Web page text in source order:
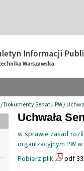
/Dokumenty Senatu PW/
Uchwała
w sprawie zasad
organizacyjnym PW
Pobierz plik
pdf